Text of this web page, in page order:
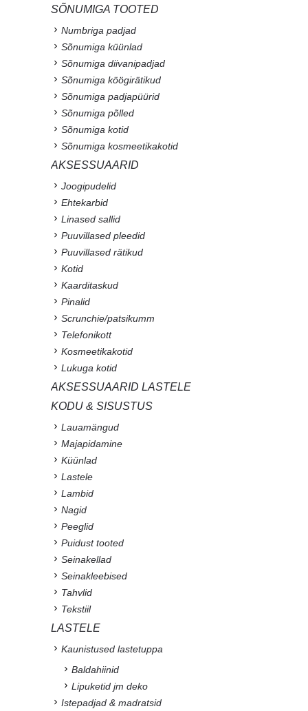
SÕNUMIGA TOOTED
Numbriga padjad
Sõnumiga küünlad
Sõnumiga diivanipadjad
Sõnumiga köögirätikud
Sõnumiga padjapüürid
Sõnumiga põlled
Sõnumiga kotid
Sõnumiga kosmeetikakotid
AKSESSUAARID
Joogipudelid
Ehtekarbid
Linased sallid
Puuvillased pleedid
Puuvillased rätikud
Kotid
Kaarditaskud
Pinalid
Scrunchie/patsikumm
Telefonikott
Kosmeetikakotid
Lukuga kotid
AKSESSUAARID LASTELE
KODU & SISUSTUS
Lauamängud
Majapidamine
Küünlad
Lastele
Lambid
Nagid
Peeglid
Puidust tooted
Seinakellad
Seinakleebised
Tahvlid
Tekstiil
LASTELE
Kaunistused lastetuppa
Baldahiinid
Lipuketid jm deko
Istepadjad & madratsid